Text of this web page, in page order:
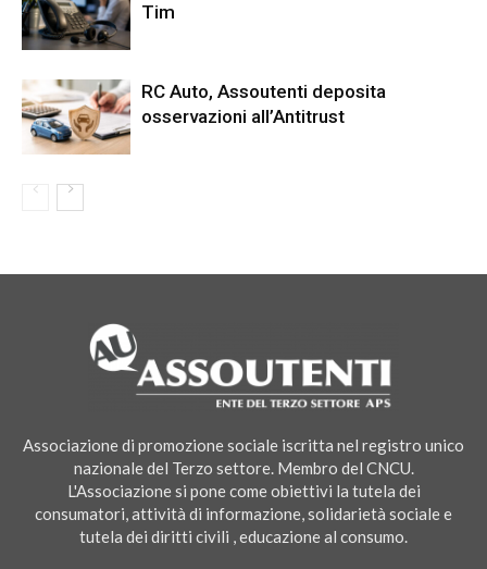
Tim
RC Auto, Assoutenti deposita
osservazioni all’Antitrust
Associazione di promozione sociale iscritta nel registro unico
nazionale del Terzo settore. Membro del CNCU.
L'Associazione si pone come obiettivi la tutela dei
consumatori, attività di informazione, solidarietà sociale e
tutela dei diritti civili , educazione al consumo.